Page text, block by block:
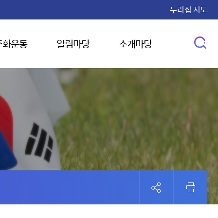
누리집 지도
운동 알림마당 소개마당